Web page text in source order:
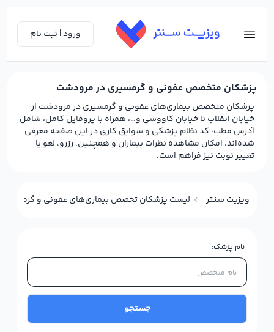
ورود | ثبت نام
پزشکان متخصص عفونی و گرمسیری در مرودشت
پزشکان متخصص بیماری‌های عفونی و گرمسیری در مرودشت از
خیابان انقلاب تا خیابان کاووسی و…، همراه با پروفایل کامل، شامل
آدرس مطب، کد نظام پزشکی و سوابق کاری در این صفحه معرفی
شده‌اند. امکان مشاهده نظرات بیماران و همچنین، رزرو، لغو یا
تغییر نوبت نیز فراهم است.
ویزیت سنتر لیست پزشکان تخصص بیماری‌های عفونی و
نام پزشک:
جستجو